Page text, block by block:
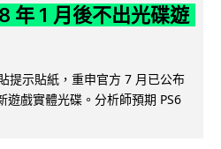
年 1 月後不出光碟遊
提示貼紙，重申官方 7 月已公布
遊戲實體光碟。分析師預期 PS6